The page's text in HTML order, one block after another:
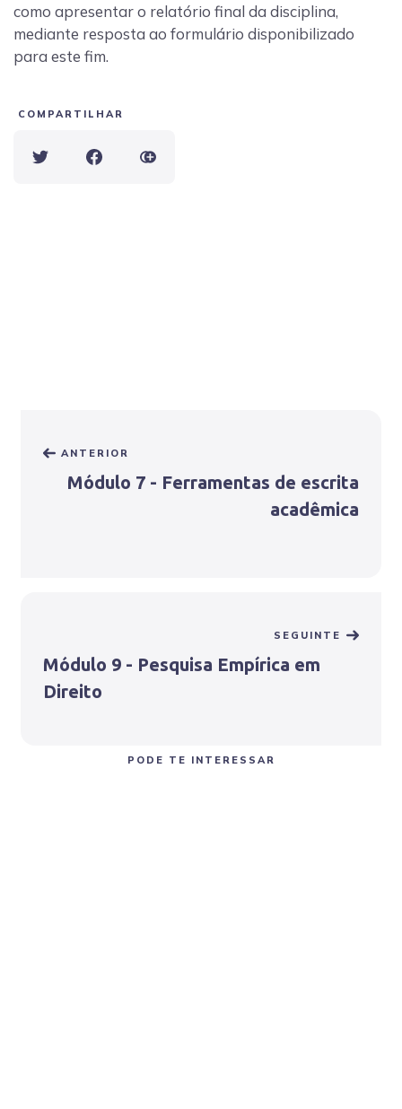
como apresentar o relatório final da disciplina,
mediante resposta ao formulário disponibilizado
para este fim.
COMPARTILHAR
ANTERIOR
Módulo 7 - Ferramentas de escrita
acadêmica
SEGUINTE
Módulo 9 - Pesquisa Empírica em
Direito
PODE TE INTERESSAR